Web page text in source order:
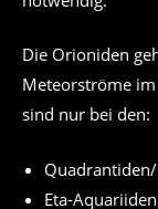
Die Orioniden
Meteorströme im
sind nur bei den:
Eta-